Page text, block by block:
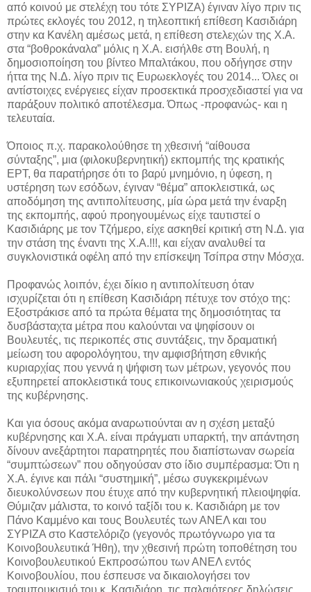
από κοινού με στελέχη του τότε ΣΥΡΙΖΑ) έγιναν λίγο πριν τις
πρώτες εκλογές του 2012, η τηλεοπτική επίθεση Κασιδιάρη
στην κα Κανέλη αμέσως μετά, η επίθεση στελεχών της Χ.Α.
στα “βοθροκάναλα” μόλις η Χ.Α. εισήλθε στη Βουλή, η
δημοσιοποίηση του βίντεο Μπαλτάκου, που οδήγησε στην
ήττα της Ν.Δ. λίγο πριν τις Ευρωεκλογές του 2014... Όλες οι
αντίστοιχες ενέργειες είχαν προσεκτικά προσχεδιαστεί για να
παράξουν πολιτικό αποτέλεσμα. Όπως -προφανώς- και η
τελευταία.
Όποιος π.χ. παρακολούθησε τη χθεσινή “αίθουσα
σύνταξης”, μια (φιλοκυβερνητική) εκπομπής της κρατικής
ΕΡΤ, θα παρατήρησε ότι το βαρύ μνημόνιο, η ύφεση, η
υστέρηση των εσόδων, έγιναν “θέμα” αποκλειστικά, ως
αποδόμηση της αντιπολίτευσης, μία ώρα μετά την έναρξη
της εκπομπής, αφού προηγουμένως είχε ταυτιστεί ο
Κασιδιάρης με τον Τζήμερο, είχε ασκηθεί κριτική στη Ν.Δ. για
την στάση της έναντι της Χ.Α.!!!, και είχαν αναλυθεί τα
συγκλονιστικά οφέλη από την επίσκεψη Τσίπρα στην Μόσχα.
Προφανώς λοιπόν, έχει δίκιο η αντιπολίτευση όταν
ισχυρίζεται ότι η επίθεση Κασιδιάρη πέτυχε τον στόχο της:
Εξοστράκισε από τα πρώτα θέματα της δημοσιότητας τα
δυσβάσταχτα μέτρα που καλούνται να ψηφίσουν οι
Βουλευτές, τις περικοπές στις συντάξεις, την δραματική
μείωση του αφορολόγητου, την αμφισβήτηση εθνικής
κυριαρχίας που γεννά η ψήφιση των μέτρων, γεγονός που
εξυπηρετεί αποκλειστικά τους επικοινωνιακούς χειρισμούς
της κυβέρνησης.
Και για όσους ακόμα αναρωτιούνται αν η σχέση μεταξύ
κυβέρνησης και Χ.Α. είναι πράγματι υπαρκτή, την απάντηση
δίνουν ανεξάρτητοι παρατηρητές που διαπίστωναν σωρεία
“συμπτώσεων” που οδηγούσαν στο ίδιο συμπέρασμα: Ότι η
Χ.Α. έγινε και πάλι “συστημική”, μέσω συγκεκριμένων
διευκολύνσεων που έτυχε από την κυβερνητική πλειοψηφία.
Θύμιζαν μάλιστα, το κοινό ταξίδι του κ. Κασιδιάρη με τον
Πάνο Καμμένο και τους Βουλευτές των ΑΝΕΛ και του
ΣΥΡΙΖΑ στο Καστελόριζο (γεγονός πρωτόγνωρο για τα
Κοινοβουλευτικά Ήθη), την χθεσινή πρώτη τοποθέτηση του
Κοινοβουλευτικού Εκπροσώπου των ΑΝΕΛ εντός
Κοινοβουλίου, που έσπευσε να δικαιολογήσει τον
τραμπουκισμό του κ. Κασιδιάρη, τις παλαιότερες δηλώσεις